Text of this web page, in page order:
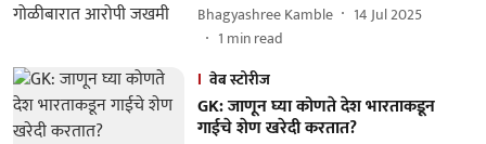
Bhagyashree Kamble
14 Jul 2025
1 min read
वेब स्टोरीज
GK: जाणून घ्या कोणते देश भारताकडून
गाईचे शेण खरेदी करतात?